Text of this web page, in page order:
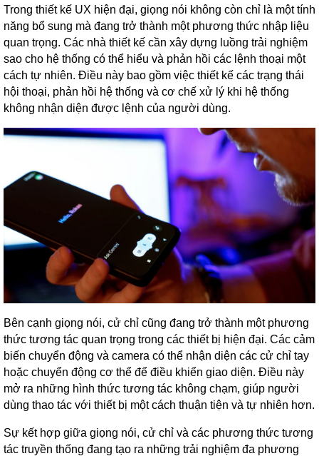
Trong thiết kế UX hiện đại, giọng nói không còn chỉ là một tính
năng bổ sung mà đang trở thành một phương thức nhập liệu
quan trọng. Các nhà thiết kế cần xây dựng luồng trải nghiệm
sao cho hệ thống có thể hiểu và phản hồi các lệnh thoại một
cách tự nhiên. Điều này bao gồm việc thiết kế các trạng thái
hội thoại, phản hồi hệ thống và cơ chế xử lý khi hệ thống
không nhận diện được lệnh của người dùng.
Bên cạnh giọng nói, cử chỉ cũng đang trở thành một phương
thức tương tác quan trọng trong các thiết bị hiện đại. Các cảm
biến chuyển động và camera có thể nhận diện các cử chỉ tay
hoặc chuyển động cơ thể để điều khiển giao diện. Điều này
mở ra những hình thức tương tác không chạm, giúp người
dùng thao tác với thiết bị một cách thuận tiện và tự nhiên hơn.
Sự kết hợp giữa giọng nói, cử chỉ và các phương thức tương
tác truyền thống đang tạo ra những trải nghiệm đa phương